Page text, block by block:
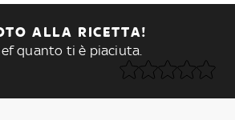
ALLA RICETTA!
quanto ti è piaciuta.